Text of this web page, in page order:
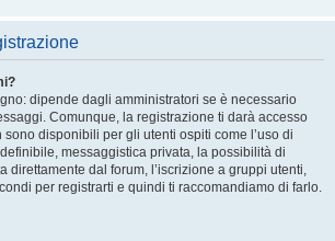
dipende dagli amministratori se è necessario
Comunque, la registrazione ti darà accesso
disponibili per gli utenti ospiti come l’uso di
messaggistica privata, la possibilità di
direttamente dal forum, l’iscrizione a gruppi utenti,
per registrarti e quindi ti raccomandiamo di farlo.